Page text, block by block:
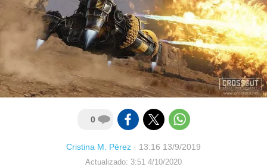
0
Cristina M. Pérez · 13:16 13/9/2019
Actualizado: 3:51 4/10/2020